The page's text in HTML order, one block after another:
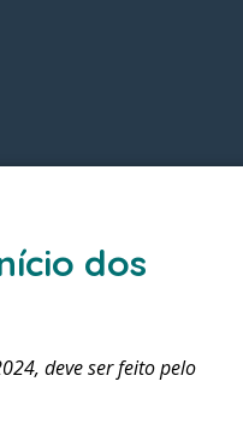
dos
deve ser feito pelo